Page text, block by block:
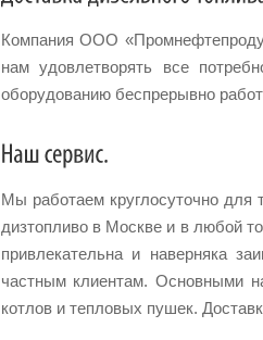
Компания ООО
нам удовлетворять все
оборудованию беспрерывно
Мы работаем круглосуточно для
дизтопливо в Москве и в любой
привлекательна и наверняка
частным клиентам. Основными
котлов и тепловых пушек.